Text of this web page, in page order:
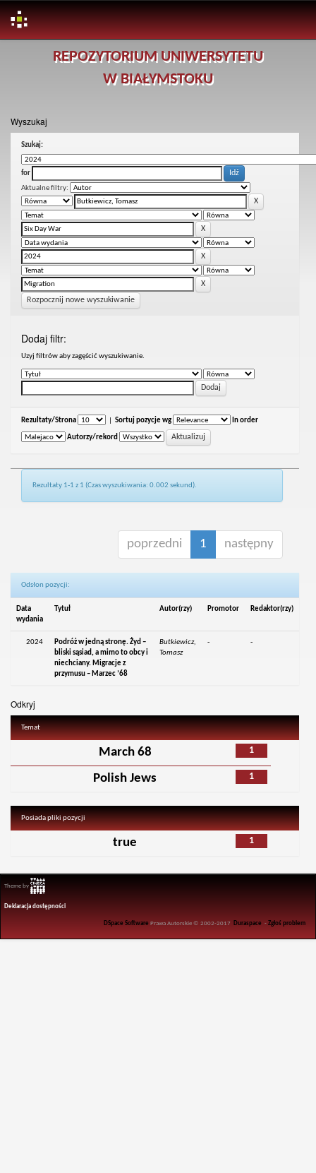
REPOZYTORIUM UNIWERSYTETU
W BIAŁYMSTOKU
Wyszukaj
Szukaj:
for
Aktualne filtry:
Rozpocznij nowe wyszukiwanie
Dodaj filtr:
Uzyj filtrów aby zagęścić wyszukiwanie.
Rezultaty/Strona Sortuj pozycje wg In order
Autorzy/rekord
Rezultaty 1-1 z 1 (Czas wyszukiwania: 0.002 sekund).
poprzedni 1 następny
Odsłon pozycji:
Data
wydania
Tytuł Autor(rzy) Promotor Redaktor(rzy)
2024
Podróż w jedną stronę. Żyd –
bliski sąsiad, a mimo to obcy i
niechciany. Migracje z
przymusu – Marzec ’68
Butkiewicz,
Tomasz
- -
Odkryj
Temat
1
March 68
1
Polish Jews
Posiada pliki pozycji
1
true
Theme by
Deklaracja dostępności
DSpace Software Prawa Autorskie © 2002-2017 Duraspace -Zgłoś problem